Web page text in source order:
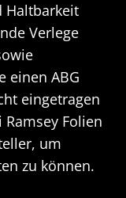
Haltbarkeit
Verlege
einen ABG
eingetragen
Folien
um
zu können.